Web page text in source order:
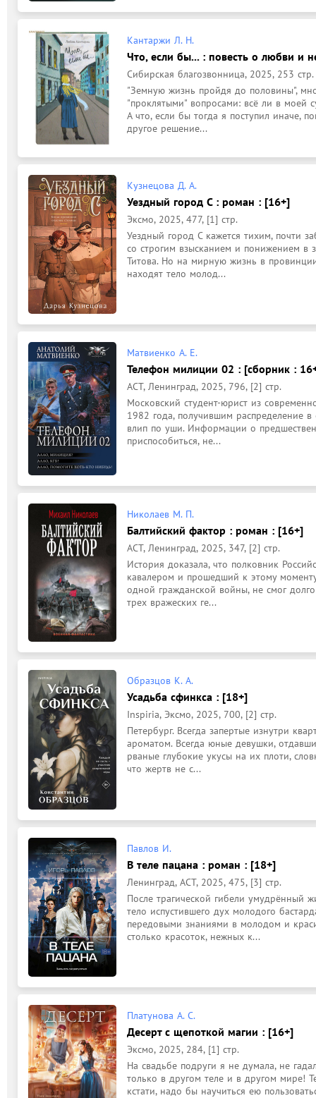
Кантаржи Л. Н.
Что, если бы... : повесть о любви и
Сибирская благозвонница, 2025, 253 стр.
"Земную жизнь пройдя до половины",
"проклятыми" вопросами: всё ли в моей
А что, если бы тогда я поступил иначе,
другое решение...
Кузнецова Д. А.
Уездный город С : роман : [16+]
Эксмо, 2025, 477, [1] стр.
Уездный город С кажется тихим, почти
со строгим взысканием и понижением в
Титова. Но на мирную жизнь в
находят тело молод...
Матвиенко А. Е.
Телефон милиции 02 : [сборник :
АСТ, Ленинград, 2025, 796, [2] стр.
Московский студент-юрист из
1982 года, получившим распределение
влип по уши. Информации о
приспособиться, не...
Николаев М. П.
Балтийский фактор : роман : [16+]
АСТ, Ленинград, 2025, 347, [2] стр.
История доказала, что полковник
кавалером и прошедший к этому
одной гражданской войны, не смог
трех вражеских ге...
Образцов К. А.
Усадьба сфинкса : [18+]
Inspiria, Эксмо, 2025, 700, [2] стр.
Петербург. Всегда запертые изнутри
ароматом. Всегда юные девушки,
рваные глубокие укусы на их плоти,
что жертв не с...
Павлов И.
В теле пацана : роман : [18+]
Ленинград, АСТ, 2025, 475, [3] стр.
После трагической гибели умудрённый
тело испустившего дух молодого
передовыми знаниями в молодом и
столько красоток, нежных к...
Платунова А. С.
Десерт с щепоткой магии : [16+]
Эксмо, 2025, 284, [1] стр.
На свадьбе подруги я не думала, не
только в другом теле и в другом мире!
кстати, надо бы научиться ею